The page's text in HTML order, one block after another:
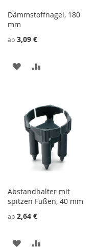
Dämmstoffnagel, 180
mm
ab 3,09 €
ZU
Abstandhalter mit
spitzen Füßen, 40 mm
ab 2,64 €
ZU